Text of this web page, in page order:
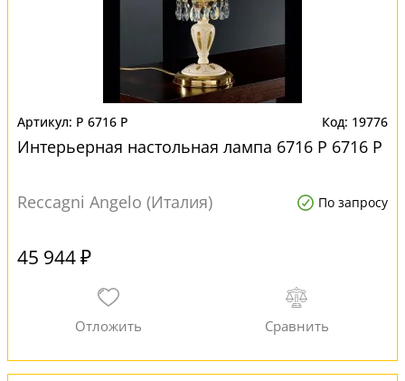
P 6716 P 19776
Интерьерная настольная лампа 6716 P 6716 P
Reccagni Angelo (Италия) По запросу
45 944 ₽